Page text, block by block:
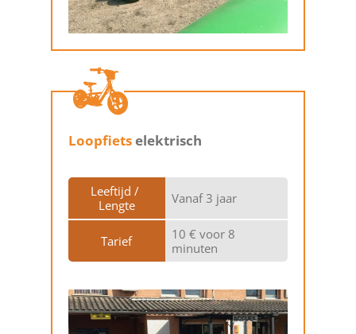
Loopfietselektrisch
Leeftijd /
Lengte
Vanaf 3 jaar
Tarief
10 € voor 8
minuten